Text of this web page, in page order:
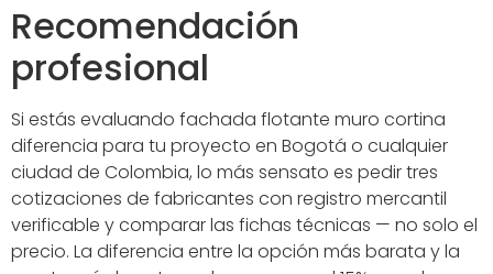
Recomendación
profesional
Si estás evaluando fachada flotante muro cortina
diferencia para tu proyecto en Bogotá o cualquier
ciudad de Colombia, lo más sensato es pedir tres
cotizaciones de fabricantes con registro mercantil
verificable y comparar las fichas técnicas — no solo el
precio. La diferencia entre la opción más barata y la